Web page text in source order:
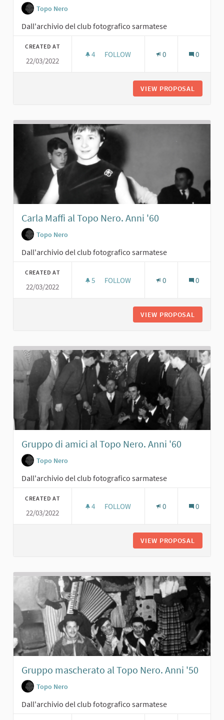
Topo Nero
Dall'archivio del club fotografico sarmatese
CREATED AT
22/03/2022
4 4 FOLLOWERS
FOLLOW 0 0
VIEW PROPOSAL
Carla Maffi al Topo Nero. Anni '60
Topo Nero
Dall'archivio del club fotografico sarmatese
CREATED AT
22/03/2022
5 5 FOLLOWERS
FOLLOW 0 0
VIEW PROPOSAL
Gruppo di amici al Topo Nero. Anni '60
Topo Nero
Dall'archivio del club fotografico sarmatese
CREATED AT
22/03/2022
4 4 FOLLOWERS
FOLLOW 0 0
VIEW PROPOSAL
Gruppo mascherato al Topo Nero. Anni '50
Topo Nero
Dall'archivio del club fotografico sarmatese